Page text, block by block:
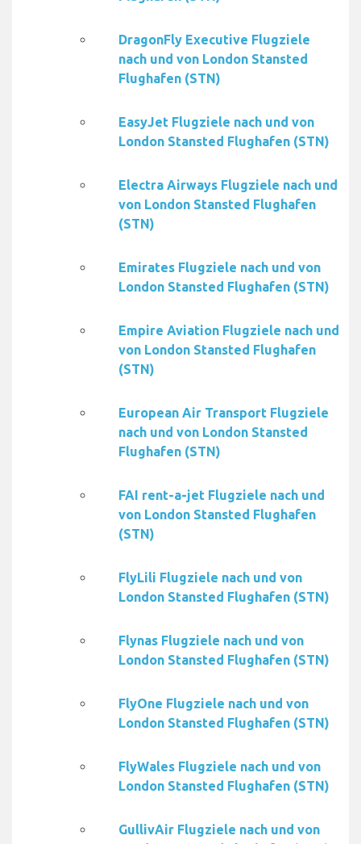
DragonFly Executive Flugziele
nach und von London Stansted
Flughafen (STN)
EasyJet Flugziele nach und von
London Stansted Flughafen (STN)
Electra Airways Flugziele nach und
von London Stansted Flughafen
(STN)
Emirates Flugziele nach und von
London Stansted Flughafen (STN)
Empire Aviation Flugziele nach und
von London Stansted Flughafen
(STN)
European Air Transport Flugziele
nach und von London Stansted
Flughafen (STN)
FAI rent-a-jet Flugziele nach und
von London Stansted Flughafen
(STN)
FlyLili Flugziele nach und von
London Stansted Flughafen (STN)
Flynas Flugziele nach und von
London Stansted Flughafen (STN)
FlyOne Flugziele nach und von
London Stansted Flughafen (STN)
FlyWales Flugziele nach und von
London Stansted Flughafen (STN)
GullivAir Flugziele nach und von